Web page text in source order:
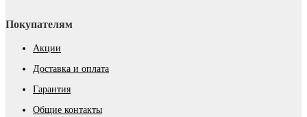
Покупателям
Акции
Доставка и оплата
Гарантия
Общие контакты